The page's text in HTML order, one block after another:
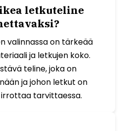
letkuteline
valinnassa on tärkeää
ja letkujen koko.
teline, joka on
ja johon letkut on
tarvittaessa.